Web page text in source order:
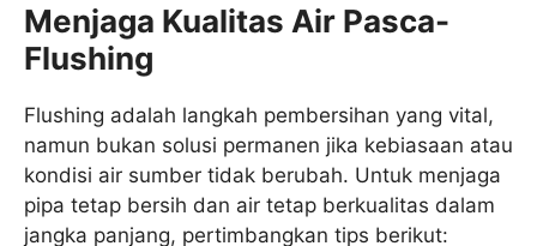
Menjaga Kualitas Air Pasca-
Flushing
Flushing adalah langkah pembersihan yang vital,
namun bukan solusi permanen jika kebiasaan atau
kondisi air sumber tidak berubah. Untuk menjaga
pipa tetap bersih dan air tetap berkualitas dalam
jangka panjang, pertimbangkan tips berikut: